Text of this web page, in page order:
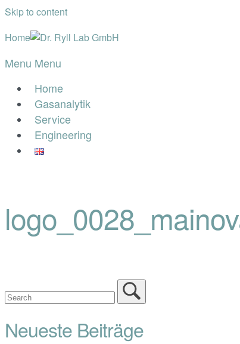
Skip to content
Home
Menu Menu
Home
Gasanalytik
Service
Engineering
Neueste Beiträge